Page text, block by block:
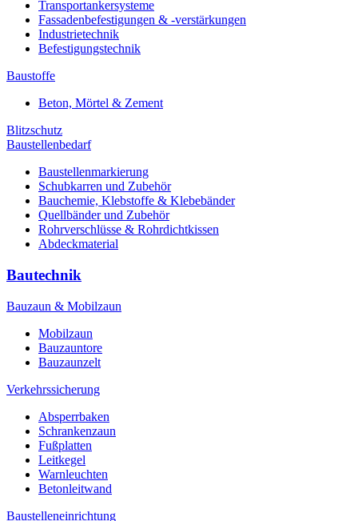
Transportankersysteme
Fassadenbefestigungen & -verstärkungen
Industrietechnik
Befestigungstechnik
Baustoffe
Beton, Mörtel & Zement
Blitzschutz
Baustellenbedarf
Baustellenmarkierung
Schubkarren und Zubehör
Bauchemie, Klebstoffe & Klebebänder
Quellbänder und Zubehör
Rohrverschlüsse & Rohrdichtkissen
Abdeckmaterial
Bautechnik
Bauzaun & Mobilzaun
Mobilzaun
Bauzauntore
Bauzaunzelt
Verkehrssicherung
Absperrbaken
Schrankenzaun
Fußplatten
Leitkegel
Warnleuchten
Betonleitwand
Baustelleneinrichtung